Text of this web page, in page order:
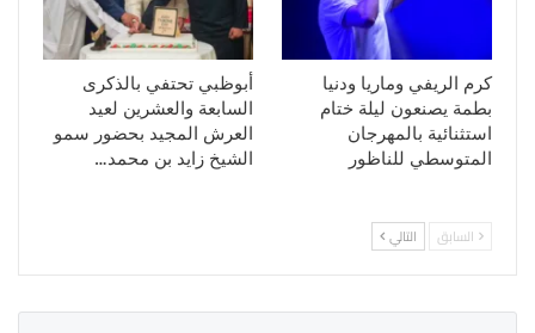
كرم الريفي وماريا ودنيا
بطمة يصنعون ليلة ختام
استثنائية بالمهرجان
المتوسطي للناظور
أبوظبي تحتفي بالذكرى
السابعة والعشرين لعيد
العرش المجيد بحضور سمو
الشيخ زايد بن محمد…
السابق التالي